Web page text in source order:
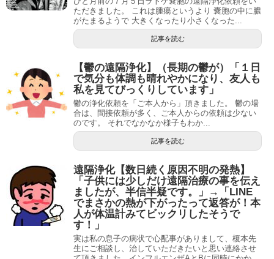
ただきました。 これは腫瘍というより 嚢胞の中に膿
がたまるようで 大きくなったり小さくなった...
記事を読む
【鬱の遠隔浄化】（長期の鬱が）「１日
で気分も体調も晴れやかになり、友人も
私を見てびっくりしています」
鬱の浄化依頼を「ご本人から」頂きました。 鬱の場
合は、間接依頼が多く、ご本人からの依頼は少ない
のです。 それでなかなか様子もわか...
記事を読む
遠隔浄化【数日続く原因不明の発熱】
「子供には少しだけ遠隔治療の事を伝え
ましたが、半信半疑です。」→「LINE
でまさかの熱が下がったって返答が！本
人が体温計みてビックリしたそうで
す！」
実は私の息子の病状で心配事がありまして、榎本先
生にご相談し、治していただきたいと思い連絡させ